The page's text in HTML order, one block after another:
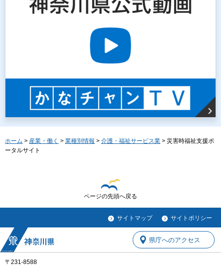
ホーム > 産業・働く > 業種別情報 > 介護・福祉サービス業 > 災害時福祉支援ポ
ータルサイト
ページの先頭へ戻る
サイトマップ サイトポリシー
〒231-8588
県庁へのアクセス